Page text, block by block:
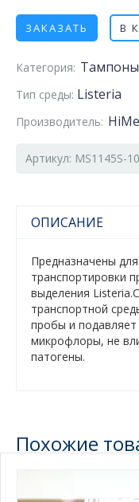
ЗАКАЗАТЬ В
Категория:
Тип среды: Listeria
Производитель:
Артикул: MS1145S-
ОПИСАНИЕ
Предназначены
транспортировки
выделения
транспортной
пробы и
микрофлоры, не
патогены.
Похожие